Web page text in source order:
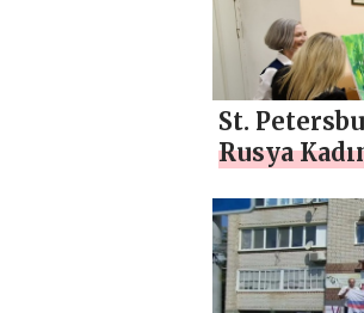
St.
Rusya
düzenledi